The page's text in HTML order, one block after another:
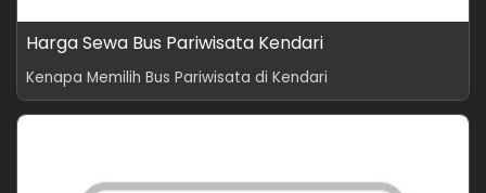
Harga Sewa Bus Pariwisata Kendari
Kenapa Memilih Bus Pariwisata di Kendari